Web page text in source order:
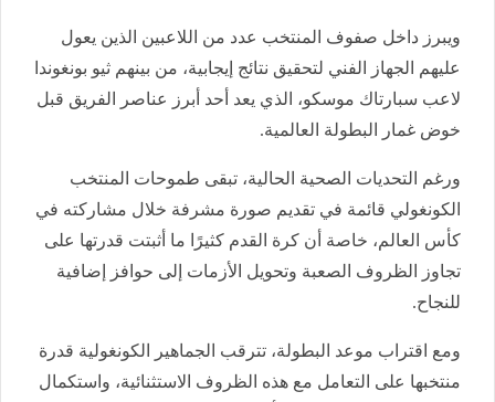
ويبرز داخل صفوف المنتخب عدد من اللاعبين الذين يعول
عليهم الجهاز الفني لتحقيق نتائج إيجابية، من بينهم ثيو بونغوندا
لاعب سبارتاك موسكو، الذي يعد أحد أبرز عناصر الفريق قبل
خوض غمار البطولة العالمية.
ورغم التحديات الصحية الحالية، تبقى طموحات المنتخب
الكونغولي قائمة في تقديم صورة مشرفة خلال مشاركته في
كأس العالم، خاصة أن كرة القدم كثيرًا ما أثبتت قدرتها على
تجاوز الظروف الصعبة وتحويل الأزمات إلى حوافز إضافية
للنجاح.
ومع اقتراب موعد البطولة، تترقب الجماهير الكونغولية قدرة
منتخبها على التعامل مع هذه الظروف الاستثنائية، واستكمال